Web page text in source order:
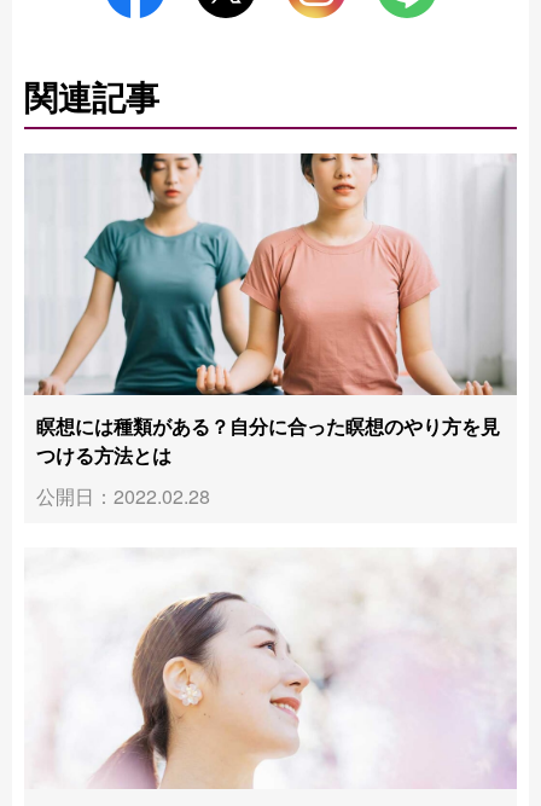
関連記事
瞑想には種類がある？自分に合った瞑想のやり方を見
つける方法とは
公開日：2022.02.28